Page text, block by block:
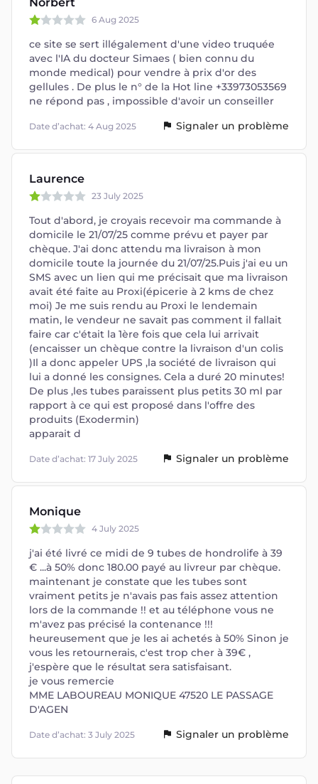
6 Aug 2025
ce site se sert illégalement d'une video truquée
avec l'IA du docteur Simaes ( bien connu du
monde medical) pour vendre à prix d'or des
gellules . De plus le n° de la Hot line +33973053569
ne répond pas , impossible d'avoir un conseiller
Date d’achat: 4 Aug 2025 Signaler un problème
Laurence
23 July 2025
Tout d'abord, je croyais recevoir ma commande à
domicile le 21/07/25 comme prévu et payer par
chèque. J'ai donc attendu ma livraison à mon
domicile toute la journée du 21/07/25.Puis j'ai eu un
SMS avec un lien qui me précisait que ma livraison
avait été faite au Proxi(épicerie à 2 kms de chez
moi) Je me suis rendu au Proxi le lendemain
matin, le vendeur ne savait pas comment il fallait
faire car c'était la 1ère fois que cela lui arrivait
(encaisser un chèque contre la livraison d'un colis
)Il a donc appeler UPS ,la société de livraison qui
lui a donné les consignes. Cela a duré 20 minutes!
De plus ,les tubes paraissent plus petits 30 ml par
rapport à ce qui est proposé dans l'offre des
produits (Exodermin)
apparait d
Date d’achat: 17 July 2025 Signaler un problème
Monique
4 July 2025
j'ai été livré ce midi de 9 tubes de hondrolife à 39
€ ...à 50% donc 180.00 payé au livreur par chèque.
maintenant je constate que les tubes sont
vraiment petits je n'avais pas fais assez attention
lors de la commande !! et au téléphone vous ne
m'avez pas précisé la contenance !!!
heureusement que je les ai achetés à 50% Sinon je
vous les retournerais, c'est trop cher à 39€ ,
j'espère que le résultat sera satisfaisant.
je vous remercie
MME LABOUREAU MONIQUE 47520 LE PASSAGE
D'AGEN
Date d’achat: 3 July 2025 Signaler un problème